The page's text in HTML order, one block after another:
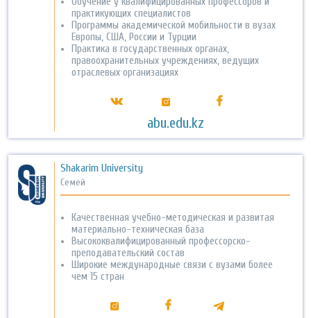
практикующих специалистов
Программы академической мобильности в вузах
Европы, США, России и Турции
Практика в государственных органах,
правоохранительных учреждениях, ведущих
отраслевых организациях
abu.edu.kz
Shakarim University
Семей
Качественная учебно-методическая и развитая
материально-техническая база
Высококвалифицированный профессорско-
преподавательский состав
Широкие международные связи с вузами более
чем 15 стран